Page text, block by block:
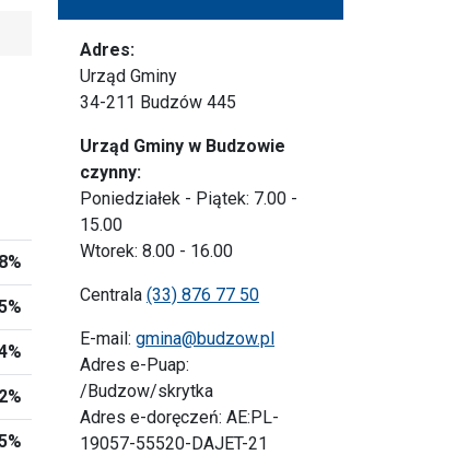
Adres:
Urząd Gminy
34-211 Budzów 445
Urząd Gminy w Budzowie
czynny:
Poniedziałek - Piątek: 7.00 -
15.00
Wtorek: 8.00 - 16.00
Centrala (33) 876 77 50
E-mail: gmina@budzow.pl
Adres e-Puap:
/Budzow/skrytka
Adres e-doręczeń: AE:PL-
19057-55520-DAJET-21